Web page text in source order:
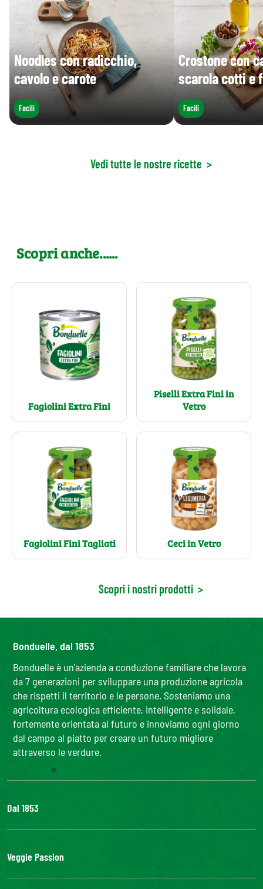
Noodles con radicchio,
cavolo e carote
Facili
Crostone con
scarola cotti e
Facili
Vedi tutte le nostre ricette >
Scopri anche......
Fagiolini Extra Fini
Piselli Extra Fini in
Vetro
Fagiolini Fini Tagliati Ceci in Vetro
Scopri i nostri prodotti >
Bonduelle, dal 1853
Bonduelle è un'azienda a conduzione familiare che lavora
da 7 generazioni per sviluppare una produzione agricola
che rispetti il territorio e le persone. Sosteniamo una
agricoltura ecologica efficiente, intelligente e solidale,
fortemente orientata al futuro e innoviamo ogni giorno
dal campo al piatto per creare un futuro migliore
attraverso le verdure.
Dal 1853
Il Gruppo
La nostra filiera
Lavora con noi
Veggie Passion
l'ABC delle verdure